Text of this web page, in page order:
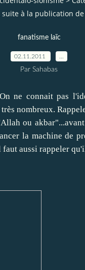
à la publication
fanatisme laïc
02.11.2011
Par Sahabas
ne connait pas
nombreux.
ou
la machine de
aussi rappeler